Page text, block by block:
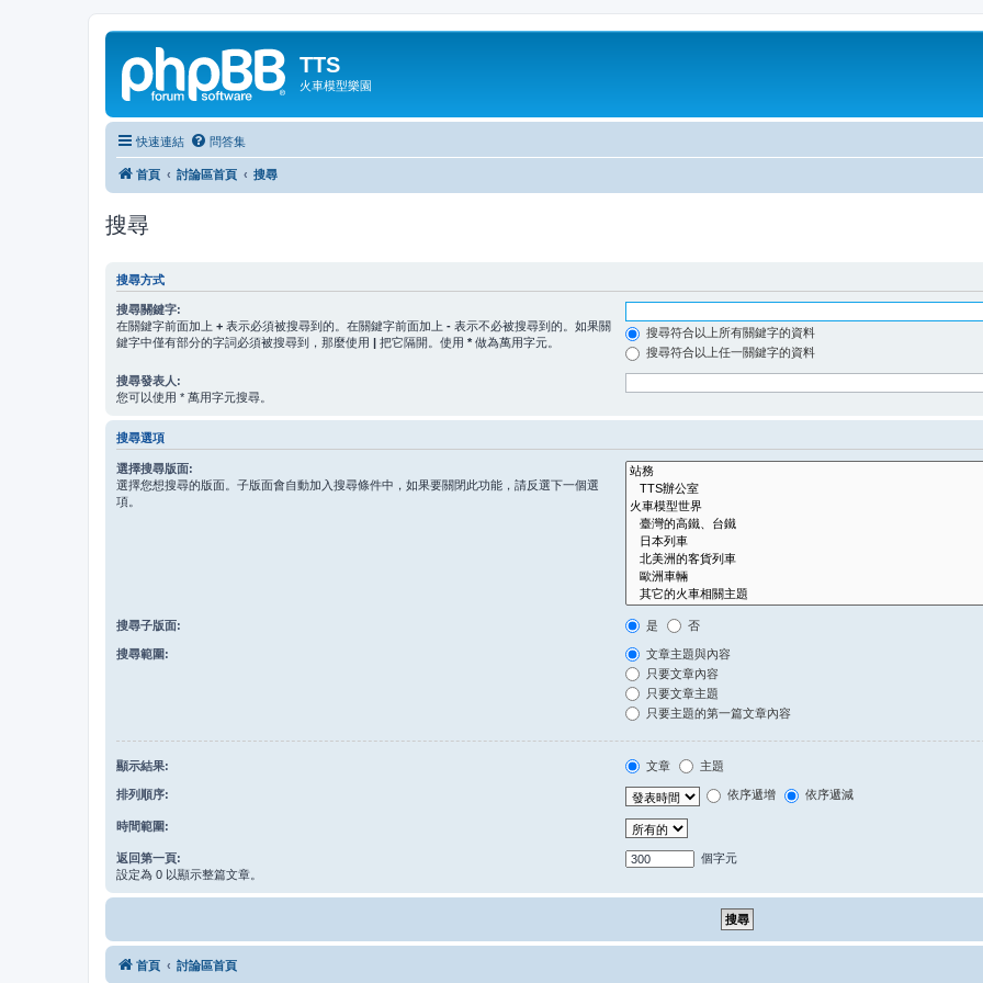
TTS
火車模型樂園
快速連結 問答集
首頁 討論區首頁 搜尋
搜尋
搜尋方式
搜尋關鍵字:
在關鍵字前面加上 + 表示必須被搜尋到的。在關鍵字前面加上 - 表示不必被搜尋到的。如果關
鍵字中僅有部分的字詞必須被搜尋到，那麼使用 | 把它隔開。使用 * 做為萬用字元。
搜尋符合以上所有關鍵字的資料
搜尋符合以上任一關鍵字的資料
搜尋發表人:
您可以使用 * 萬用字元搜尋。
搜尋選項
選擇搜尋版面:
選擇您想搜尋的版面。子版面會自動加入搜尋條件中，如果要關閉此功能，請反選下一個選
項。
搜尋子版面: 是 否
搜尋範圍:
文章主題與內容
只要文章內容
只要文章主題
只要主題的第一篇文章內容
顯示結果: 文章 主題
排列順序: 依序遞增 依序遞減
時間範圍:
返回第一頁:
設定為 0 以顯示整篇文章。
個字元
首頁 討論區首頁